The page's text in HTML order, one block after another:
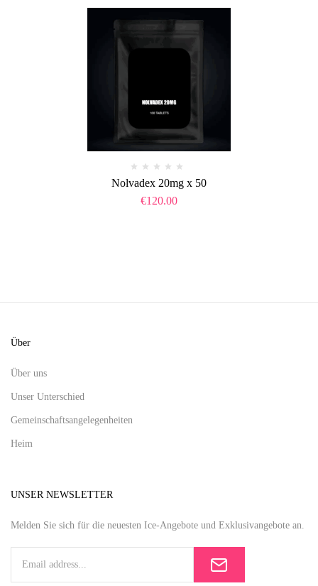
Nolvadex 20mg x 50
€120.00
Über
Über uns
Unser Unterschied
Gemeinschaftsangelegenheiten
Heim
UNSER NEWSLETTER
Melden Sie sich für die neuesten Ice-Angebote und Exklusivangebote an.